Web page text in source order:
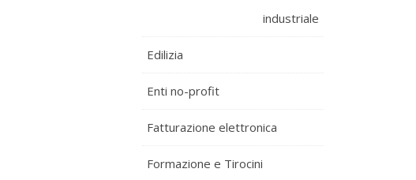
industriale
Edilizia
Enti no-profit
Fatturazione elettronica
Formazione e Tirocini